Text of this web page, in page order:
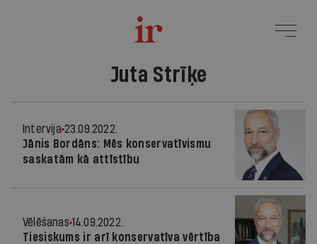
Juta Strīķe
Intervija 23.09.2022.
Jānis Bordāns: Mēs konservatīvismu
saskatām kā attīstību
Vēlēšanas 14.09.2022.
Tiesiskums ir arī konservatīva vērtība